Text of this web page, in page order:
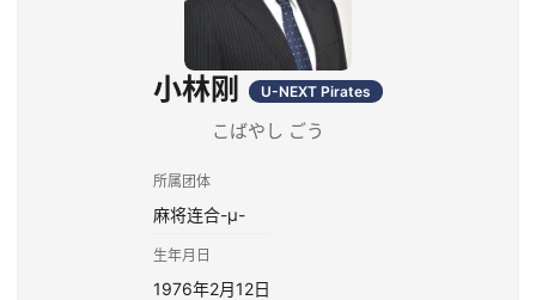
小林刚 U-NEXT Pirates
こばやし ごう
所属团体
麻将连合-μ-
生年月日
1976年2月12日